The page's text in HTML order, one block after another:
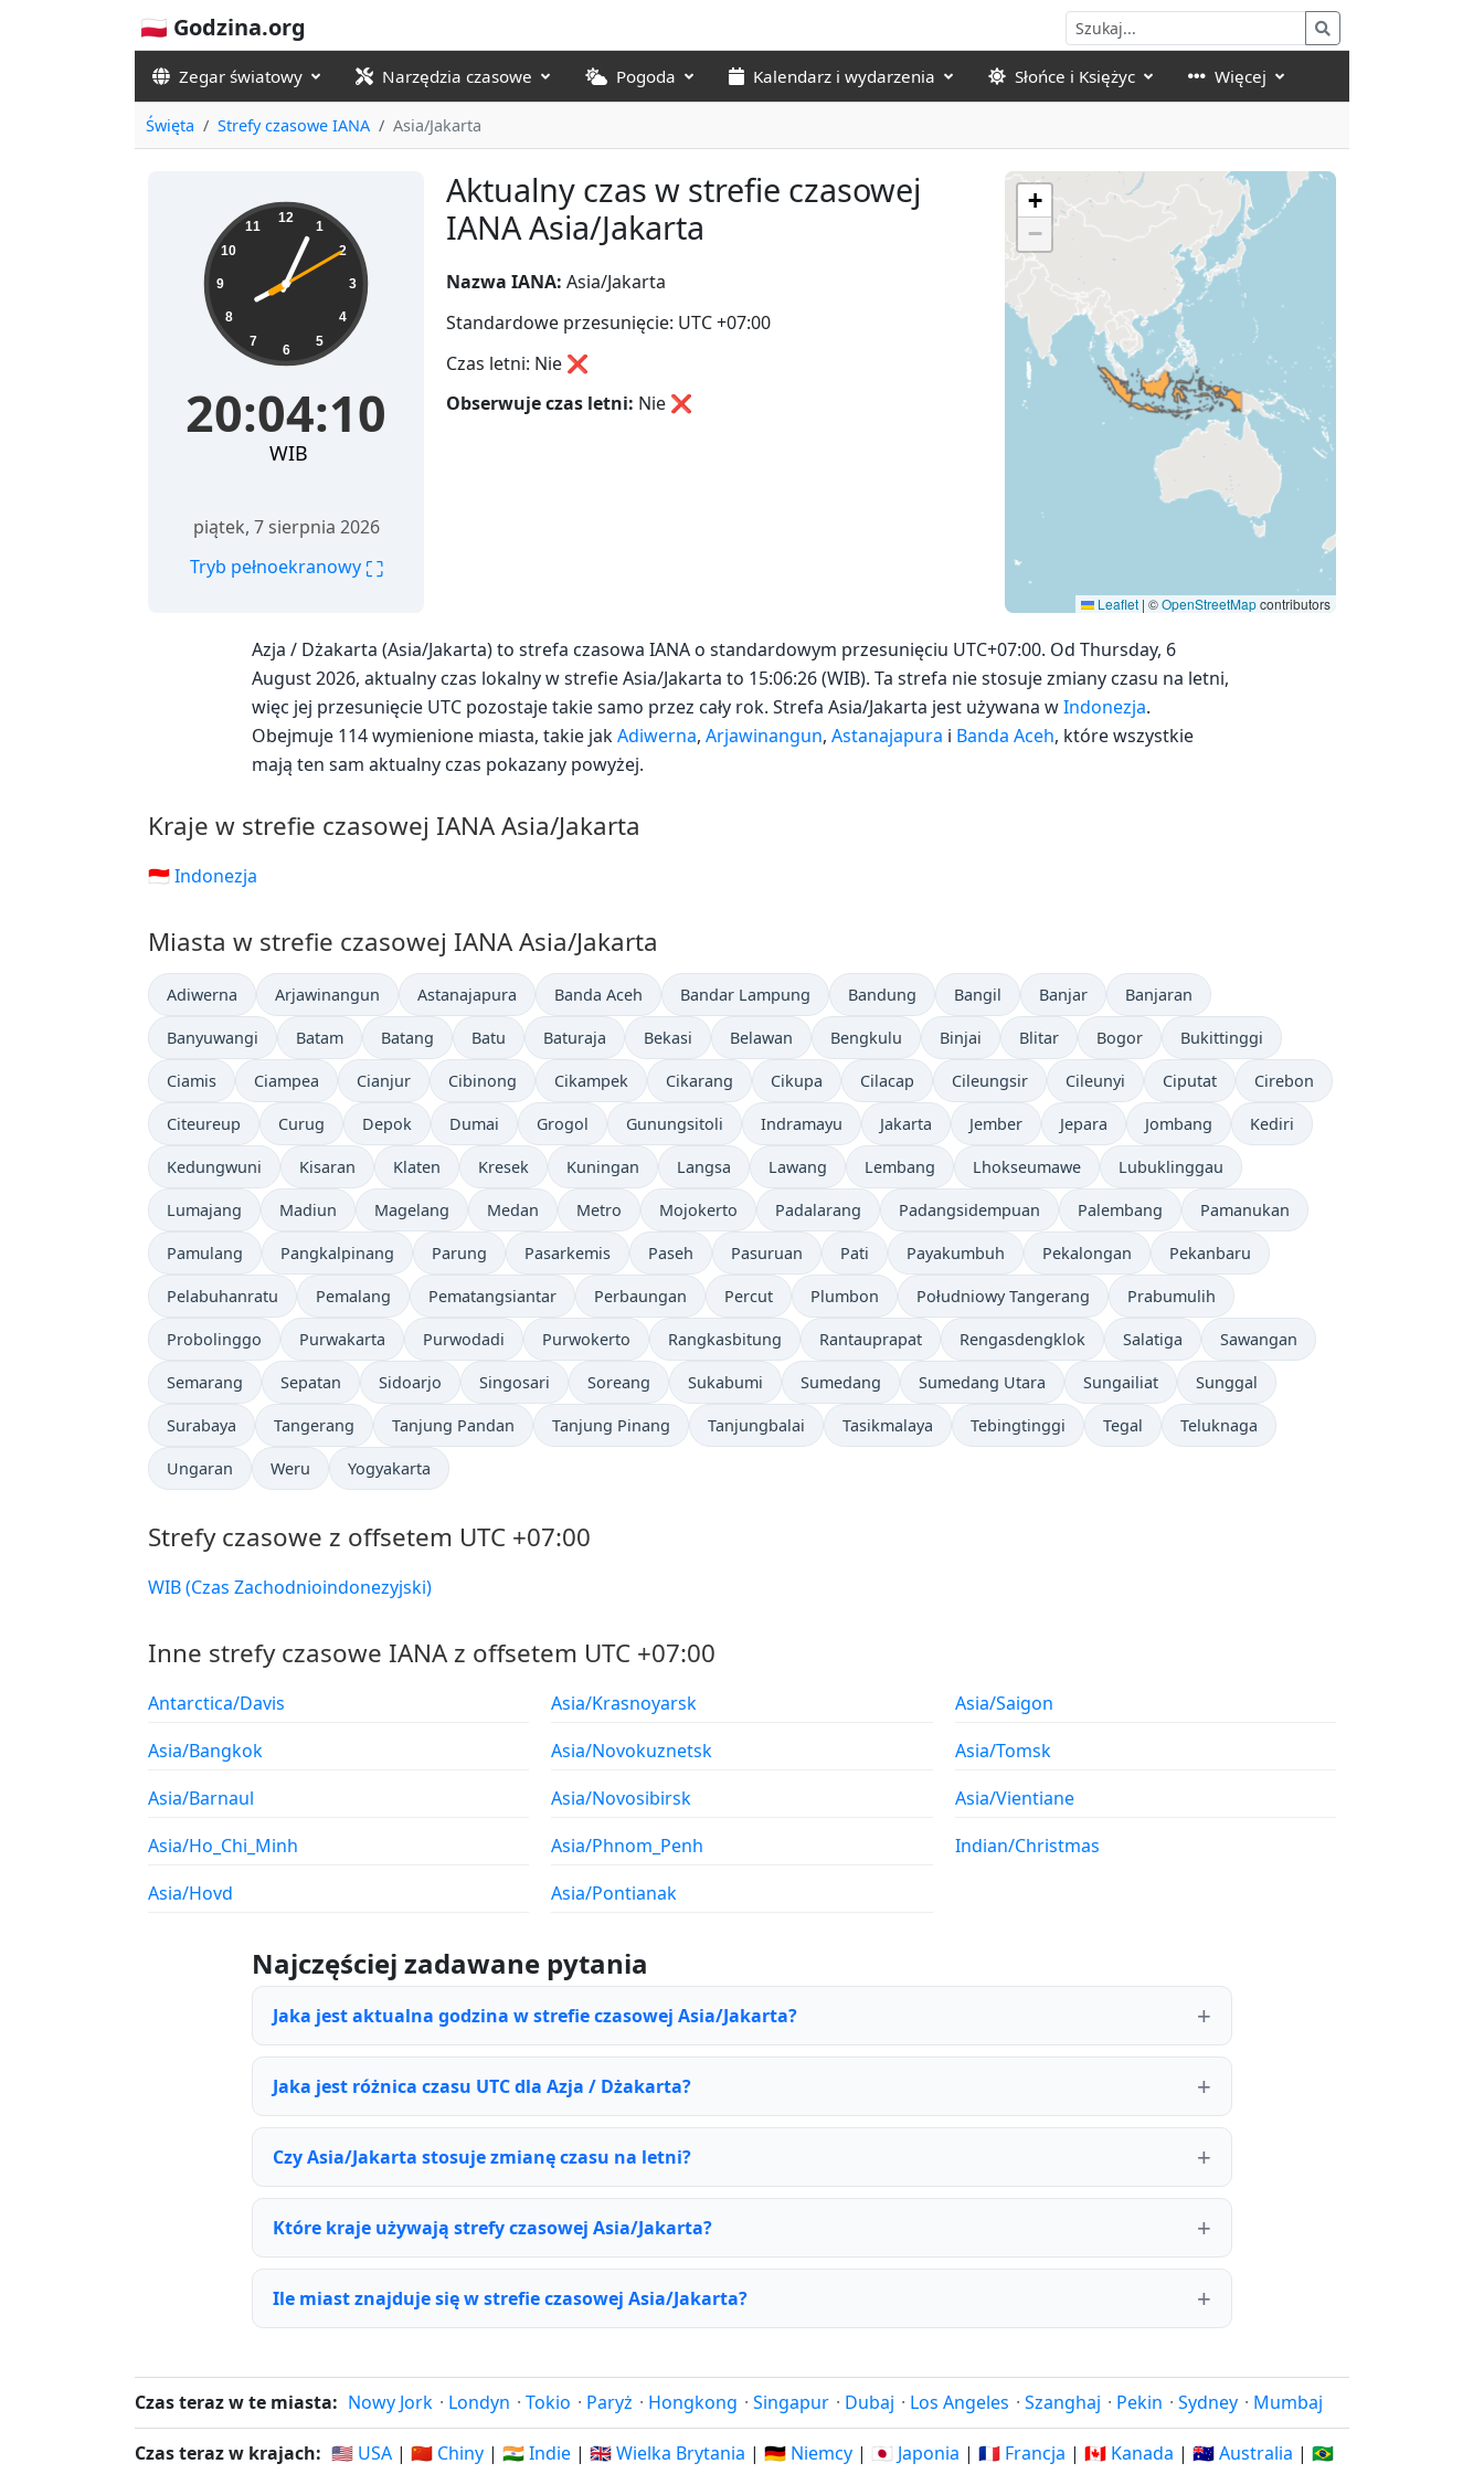
🇵🇱 Godzina.org
Zegar światowy Narzędzia czasowe Pogoda Kalendarz i wydarzenia Słońce i Księżyc Więcej
Święta Strefy czasowe IANA Asia/Jakarta
Aktualny czas w strefie czasowej
IANA Asia/Jakarta
20:04:10 12
1
2
3
4
5
6
7
8
9
10
11
20:04:10
WIB
piątek, 7 sierpnia 2026
Tryb pełnoekranowy ⛶
Nazwa IANA: Asia/Jakarta
Standardowe przesunięcie: UTC +07:00
Czas letni: Nie ❌
Obserwuje czas letni: Nie ❌
+
−
Leaflet | ©OpenStreetMapcontributors
Azja / Dżakarta (Asia/Jakarta) to strefa czasowa IANA o standardowym przesunięciu UTC+07:00. Od Thursday, 6
August 2026, aktualny czas lokalny w strefie Asia/Jakarta to 15:06:26 (WIB). Ta strefa nie stosuje zmiany czasu na letni,
więc jej przesunięcie UTC pozostaje takie samo przez cały rok. Strefa Asia/Jakarta jest używana wIndonezja.
Obejmuje 114 wymienione miasta, takie jakAdiwerna, Arjawinangun, Astanajapura i Banda Aceh, które wszystkie
mają ten sam aktualny czas pokazany powyżej.
Kraje w strefie czasowej IANA Asia/Jakarta
🇮🇩 Indonezja
Miasta w strefie czasowej IANA Asia/Jakarta
Adiwerna Arjawinangun Astanajapura Banda Aceh Bandar Lampung Bandung Bangil Banjar Banjaran
Banyuwangi Batam Batang Batu Baturaja Bekasi Belawan Bengkulu Binjai Blitar Bogor Bukittinggi
Ciamis Ciampea Cianjur Cibinong Cikampek Cikarang Cikupa Cilacap Cileungsir Cileunyi Ciputat Cirebon
Citeureup Curug Depok Dumai Grogol Gunungsitoli Indramayu Jakarta Jember Jepara Jombang Kediri
Kedungwuni Kisaran Klaten Kresek Kuningan Langsa Lawang Lembang Lhokseumawe Lubuklinggau
Lumajang Madiun Magelang Medan Metro Mojokerto Padalarang Padangsidempuan Palembang Pamanukan
Pamulang Pangkalpinang Parung Pasarkemis Paseh Pasuruan Pati Payakumbuh Pekalongan Pekanbaru
Pelabuhanratu Pemalang Pematangsiantar Perbaungan Percut Plumbon Południowy Tangerang Prabumulih
Probolinggo Purwakarta Purwodadi Purwokerto Rangkasbitung Rantauprapat Rengasdengklok Salatiga Sawangan
Semarang Sepatan Sidoarjo Singosari Soreang Sukabumi Sumedang Sumedang Utara Sungailiat Sunggal
Surabaya Tangerang Tanjung Pandan Tanjung Pinang Tanjungbalai Tasikmalaya Tebingtinggi Tegal Teluknaga
Ungaran Weru Yogyakarta
Strefy czasowe z offsetem UTC +07:00
WIB (Czas Zachodnioindonezyjski)
Inne strefy czasowe IANA z offsetem UTC +07:00
Antarctica/Davis
Asia/Bangkok
Asia/Barnaul
Asia/Ho_Chi_Minh
Asia/Hovd
Asia/Krasnoyarsk
Asia/Novokuznetsk
Asia/Novosibirsk
Asia/Phnom_Penh
Asia/Pontianak
Asia/Saigon
Asia/Tomsk
Asia/Vientiane
Indian/Christmas
Najczęściej zadawane pytania
Jaka jest aktualna godzina w strefie czasowej Asia/Jakarta?
Jaka jest różnica czasu UTC dla Azja / Dżakarta?
Czy Asia/Jakarta stosuje zmianę czasu na letni?
Które kraje używają strefy czasowej Asia/Jakarta?
Ile miast znajduje się w strefie czasowej Asia/Jakarta?
Czas teraz w te miasta: Nowy Jork · Londyn · Tokio · Paryż · Hongkong · Singapur · Dubaj · Los Angeles · Szanghaj · Pekin · Sydney · Mumbaj
Czas teraz w krajach: 🇺🇸 USA | 🇨🇳 Chiny | 🇮🇳 Indie | 🇬🇧 Wielka Brytania | 🇩🇪 Niemcy | 🇯🇵 Japonia | 🇫🇷 Francja | 🇨🇦 Kanada | 🇦🇺 Australia | 🇧🇷